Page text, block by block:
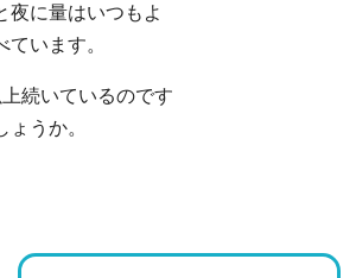
夜に量はいつもよ
ています。
続いているのです
うか。